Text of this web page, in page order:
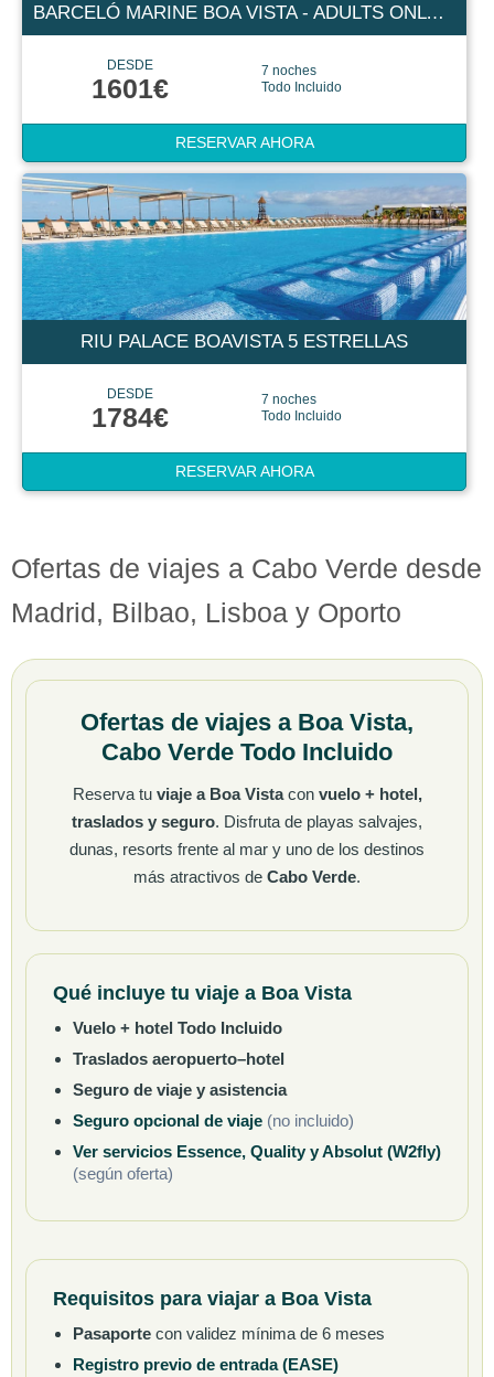
BARCELÓ MARINE BOA VISTA - ADULTS ONLY (+16) 5 ESTRELLAS
DESDE
1601€
7 noches
Todo Incluido
RESERVAR AHORA
RIU PALACE BOAVISTA 5 ESTRELLAS
DESDE
1784€
7 noches
Todo Incluido
RESERVAR AHORA
Ofertas de viajes a Cabo Verde desde
Madrid, Bilbao, Lisboa y Oporto
Ofertas de viajes a Boa Vista,
Cabo Verde Todo Incluido
Reserva tu viaje a Boa Vistacon vuelo + hotel,
traslados y seguro. Disfruta de playas salvajes,
dunas, resorts frente al mar y uno de los destinos
más atractivos de Cabo Verde.
Qué incluye tu viaje a Boa Vista
Vuelo + hotel Todo Incluido
Traslados aeropuerto–hotel
Seguro de viaje y asistencia
Seguro opcional de viaje (no incluido)
Ver servicios Essence, Quality y Absolut (W2fly)
(según oferta)
Requisitos para viajar a Boa Vista
Pasaporte con validez mínima de 6 meses
Registro previo de entrada (EASE)